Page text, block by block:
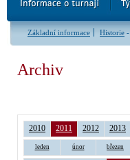
Základní informace Historie -
Archiv
2010 2011 2012 2013
leden únor březen